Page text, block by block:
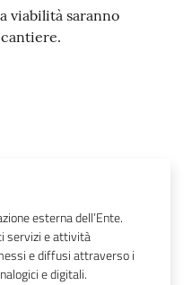
viabilità saranno
esterna dell’Ente.
servizi e attività
e diffusi attraverso i
e digitali.